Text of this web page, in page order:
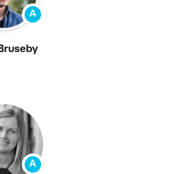
A
A